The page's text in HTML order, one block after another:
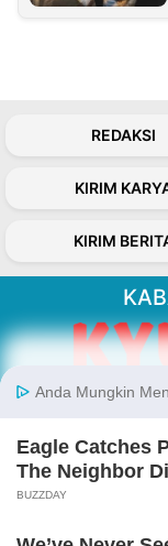
REDAKSI
KIRIM
KIRIM